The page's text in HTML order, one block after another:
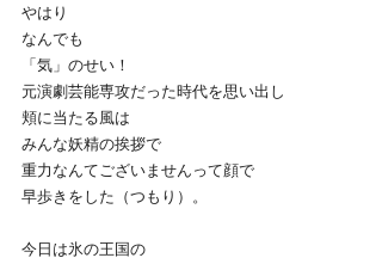
やはり
なんでも
「気」のせい！
元演劇芸能専攻だった時代を思い出し
頬に当たる風は
みんな妖精の挨拶で
重力なんてございませんって顔で
早歩きをした（つもり）。
今日は氷の王国の